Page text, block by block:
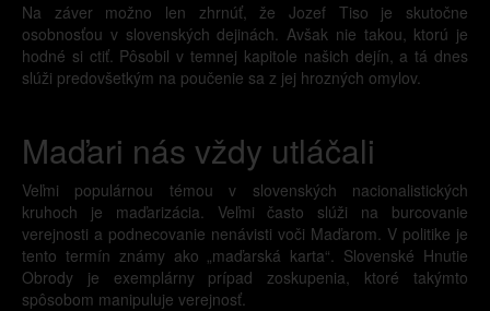
Na záver možno len zhrnúť, že Jozef Tiso je skutočne
osobnosťou v slovenských dejinách. Avšak nie takou, ktorú je
hodné si ctiť. Pôsobil v temnej kapitole našich dejín, a tá dnes
slúži predovšetkým na poučenie sa z jej hrozných omylov.
Maďari nás vždy utláčali
Veľmi populárnou témou v slovenských nacionalistických
kruhoch je maďarizácia. Veľmi často slúži na burcovanie
verejnosti a podnecovanie nenávisti voči Maďarom. V politike je
tento termín známy ako „maďarská karta“. Slovenské Hnutie
Obrody je exemplárny prípad zoskupenia, ktoré takýmto
spôsobom manipuluje verejnosť.